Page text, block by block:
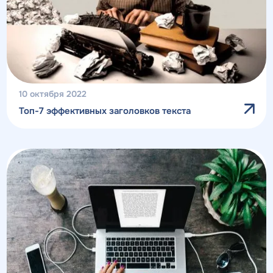
10 октября 2022
Топ-7 эффективных заголовков текста